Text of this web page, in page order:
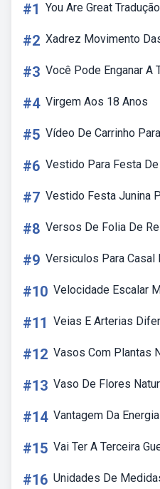
#1 You Are Great Tradução
#2 Xadrez Movimento
#3 Você Pode Enganar A
#4 Virgem Aos 18 Anos
#5 Vídeo De Carrinho
#6 Vestido Para Festa
#7 Vestido Festa Junina
#8 Versos De Folia De
#9 Versiculos Para Casal
#10 Velocidade Escalar
#11 Veias E Arterias
#12 Vasos Com Plantas
#13 Vaso De Flores
#14 Vantagem Da
#15 Vai Ter A Terceira
#16 Unidades De